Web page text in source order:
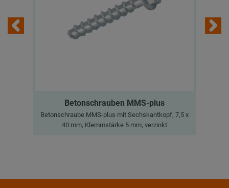
Betonschrauben MMS-plus
Betonschraube MMS-plus mit Sechskantkopf, 7,5 x
40 mm, Klemmstärke 5 mm, verzinkt